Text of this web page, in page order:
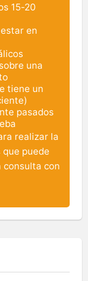
15-20
en
una
tiene un
pasados
realizar la
puede
con